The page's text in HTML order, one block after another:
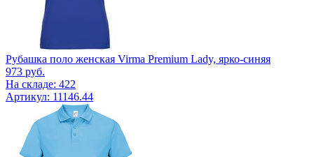
Рубашка поло женская Virma Premium Lady, ярко-синяя
973 руб.
На складе: 422
Артикул: 11146.44